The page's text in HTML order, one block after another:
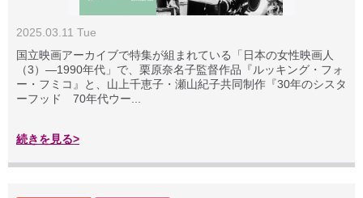
2025.03.11 Tue
国立映画アーカイブで特集が組まれている「日本の女性映画人
（3）―1990年代」で、栗原奈名子監督作品『ルッキング・フォ
ー・フミコ』と、山上千恵子・瀬山紀子共同制作『30年のシスタ
ーフッド 70年代ウー...
続きを見る>